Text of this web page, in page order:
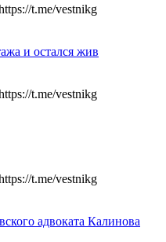
t.me/vestnikg
и остался жив
t.me/vestnikg
t.me/vestnikg
адвоката Калинова